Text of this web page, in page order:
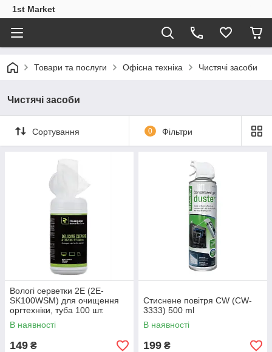
1st Market
Товари та послуги Офісна техніка Чистячі засоби
Чистячі засоби
Сортування 0 Фільтри
Вологі серветки 2E (2E-
SK100WSM) для очищення
оргтехніки, туба 100 шт.
В наявності
149 ₴
Стиснене повітря CW (CW-
3333) 500 ml
В наявності
199 ₴